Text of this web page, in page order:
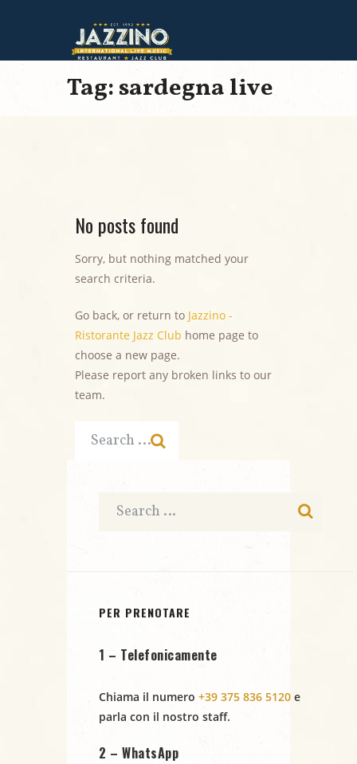
Tag: sardegna live
No posts found
Sorry, but nothing matched your
search criteria.
Go back, or return to Jazzino -
Ristorante Jazz Club home page to
choose a new page.
Please report any broken links to our
team.
PER PRENOTARE
1 – Telefonicamente
Chiama il numero +39 375 836 5120 e
parla con il nostro staff.
2 – WhatsApp